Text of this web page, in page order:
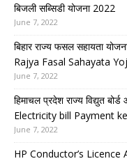
बिजली सब्सिडी योजना 2022
June 7, 2022
बिहार राज्य फसल सहायता
Rajya Fasal Sahayata
June 7, 2022
हिमाचल प्रदेश राज्य विद्युत
Electricity bill Payment
June 7, 2022
HP Conductor’s Licence